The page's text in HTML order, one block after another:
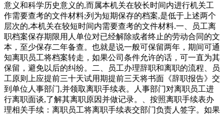
意义和科学历史意义的,而属本机关在较长时间内进行机关工
作需要查考的文件材料;列为短期保存的档案,是低于上述两个
层次的,本机关在较短时间内需要查考的文件材料.一、员工离
职档案保存期限用人单位对已经解除或者终止的劳动合同的文
本，至少保存二年备查。也就是说一般可保留两年，期间可通
知离职员工将档案转走，如果公司条件允许的话，可一直为其
保留，避免以后的纠纷。二、员工办理辞职和离职的流程、员
工原则上应提前三十天试用期提前三天将书面《辞职报告》交
到单位人事部门,并领取离职手续表。人事部门对离职员工进
行离职面谈,了解其离职原因并做记录。、按照离职手续表办
理相关手续：离职员工将离职手续表交部门负责人签字。如果